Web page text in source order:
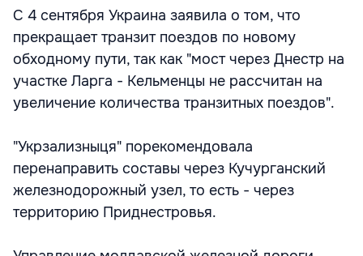
С 4 сентября Украина заявила о том, что
прекращает транзит поездов по новому
обходному пути, так как "мост через Днестр на
участке Ларга - Кельменцы не рассчитан на
увеличение количества транзитных поездов".
"Укрзализныця" порекомендовала
перенаправить составы через Кучурганский
железнодорожный узел, то есть - через
территорию Приднестровья.